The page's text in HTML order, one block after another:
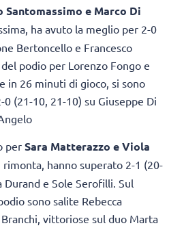
Santomassimo e Marco Di
ha avuto la meglio per 2-0
Bertoncello e Francesco
podio per Lorenzo Fongo e
in 26 minuti di gioco, si sono
(21-10, 21-10) su Giuseppe Di
per Sara Matterazzo e Viola
rimonta, hanno superato 2-1 (20-
Durand e Sole Serofilli. Sul
sono salite Rebecca
vittoriose sul duo Marta